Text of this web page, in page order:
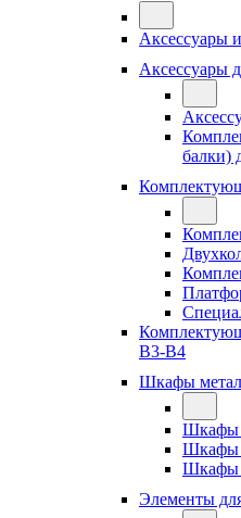
Аксессуары
Аксессуары
балки)
В3-В4
Шкафы
Шкафы
Шкафы
Шкафы
Элементы